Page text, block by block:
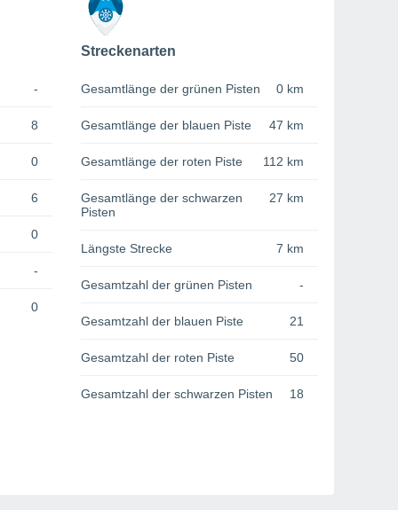
-
8
0
6
0
-
0
Streckenarten
Gesamtlänge der grünen Pisten 0 km
Gesamtlänge der blauen Piste 47 km
Gesamtlänge der roten Piste 112 km
Gesamtlänge der schwarzen
Pisten
27 km
Längste Strecke 7 km
Gesamtzahl der grünen Pisten -
Gesamtzahl der blauen Piste 21
Gesamtzahl der roten Piste 50
Gesamtzahl der schwarzen Pisten 18